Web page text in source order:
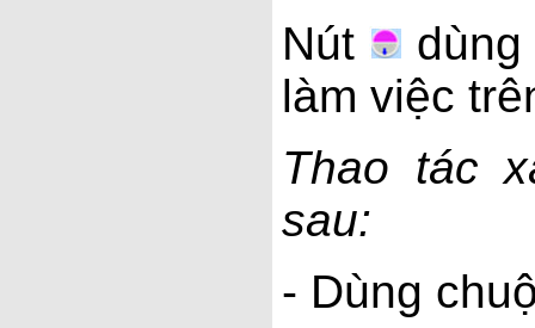
Nút
làm việc
Thao tác
sau:
- Dùng